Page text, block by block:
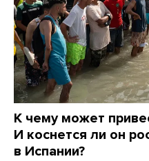
К чему может
И коснется ли он
в Испании?